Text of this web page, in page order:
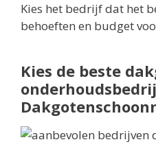
Kies het bedrijf dat het
behoeften en budget
Kies de beste